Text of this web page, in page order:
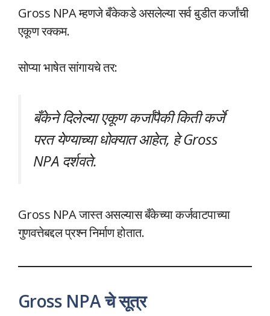
Gross NPA म्हणजे बँकेकडे असलेल्या सर्व बुडीत कर्जांची
एकूण रक्कम.
सोप्या भाषेत सांगायचे तर:
बँकेने दिलेल्या एकूण कर्जांपैकी किती कर्जे
परत येण्याच्या धोक्यात आहेत, हे Gross
NPA दर्शवते.
Gross NPA जास्त असल्यास बँकेच्या कर्जवाटपाच्या
गुणवत्तेबद्दल प्रश्न निर्माण होतात.
Gross NPA चे सूत्र